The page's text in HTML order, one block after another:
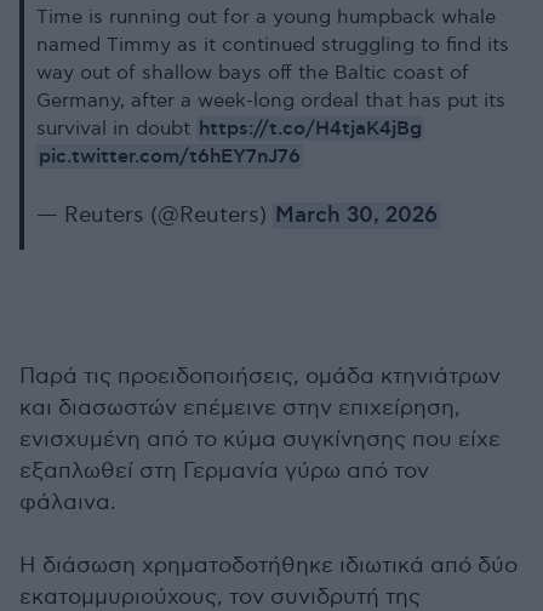
Time is running out for a young humpback whale
named Timmy as it continued struggling to find its
way out of shallow bays off the Baltic coast of
Germany, after a week-long ordeal that has put its
survival in doubt https://t.co/H4tjaK4jBg
pic.twitter.com/t6hEY7nJ76
— Reuters (@Reuters) March 30, 2026
Παρά τις προειδοποιήσεις, ομάδα κτηνιάτρων
και διασωστών επέμεινε στην επιχείρηση,
ενισχυμένη από το κύμα συγκίνησης που είχε
εξαπλωθεί στη Γερμανία γύρω από τον
φάλαινα.
Η διάσωση χρηματοδοτήθηκε ιδιωτικά από δύο
εκατομμυριούχους, τον συνιδρυτή της